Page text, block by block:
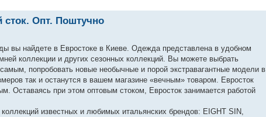
Опт. Поштучно
вы найдете в Евростоке в Киеве. Одежда представлена в удобном
коллекции и других сезонных коллекций. Вы можете выбрать
попробовать новые необычные и порой экстравагантные модели в
так и останутся в вашем магазине «вечным» товаром. Евросток
Оставаясь при этом оптовым стоком, Евросток занимается работой
известных и любимых итальянских брендов: EIGHT SIN,